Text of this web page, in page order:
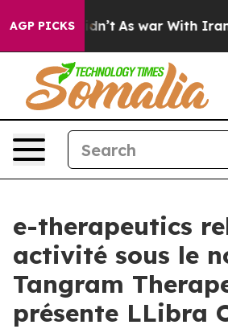
AGP PICKS
it Didn’t As war With Iran
e-therapeutics
activité sous le
Tangram
présente LLibra